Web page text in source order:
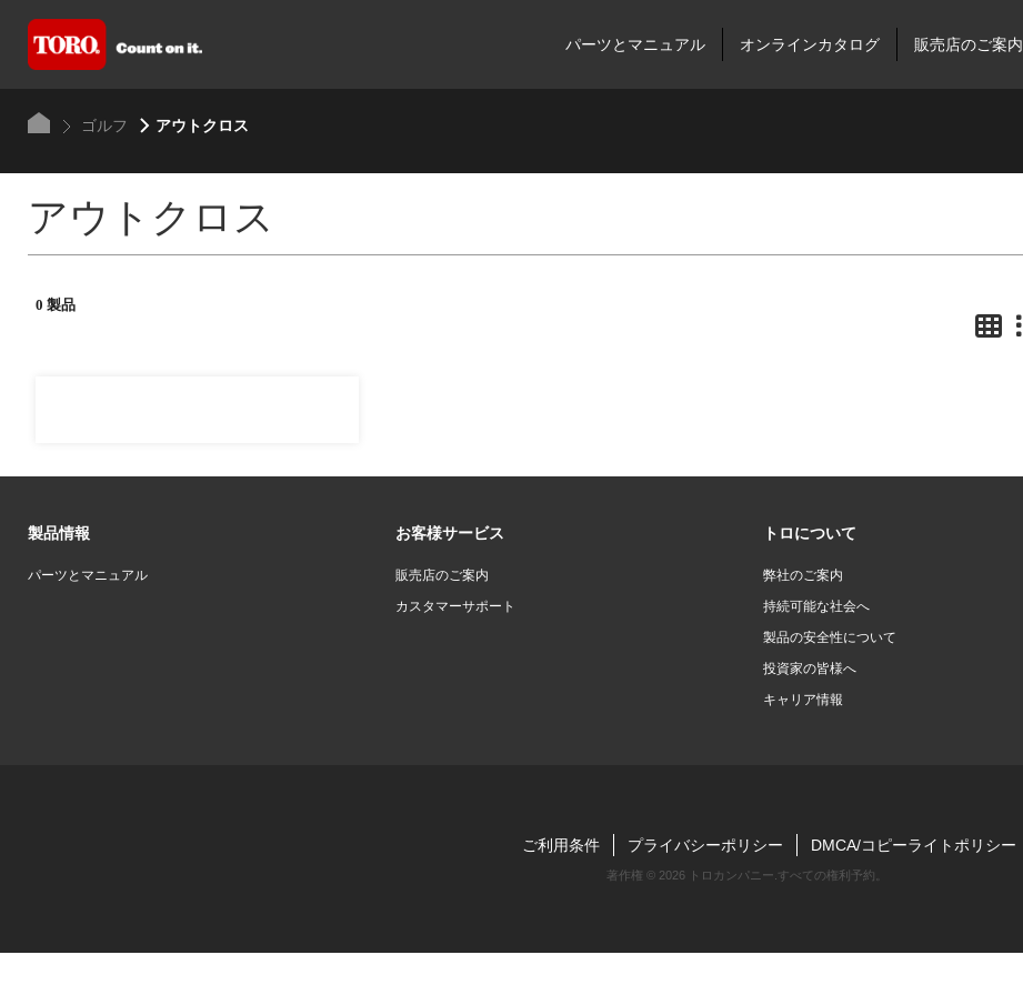
パーツとマニュアル オンラインカタログ 販売店のご案内
ゴルフ アウトクロス
アウトクロス
0 製品
製品情報
パーツとマニュアル
お客様サービス
販売店のご案内
カスタマーサポート
トロについて
弊社のご案内
持続可能な社会へ
製品の安全性について
投資家の皆様へ
キャリア情報
ご利用条件 プライバシーポリシー DMCA/コピーライトポリシー
著作権 © 2026 トロカンパニー.すべての権利予約。